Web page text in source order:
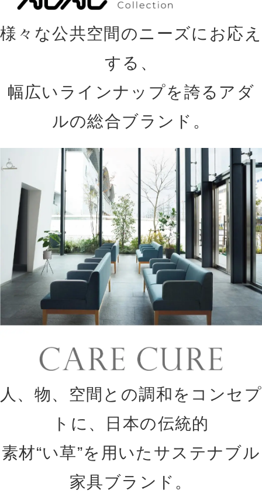
様々な公共空間のニーズにお応え
する、
幅広いラインナップを誇るアダ
ルの総合ブランド。
人、物、空間との調和をコンセプ
トに、日本の伝統的
素材“い草”を用いたサステナブル
家具ブランド。